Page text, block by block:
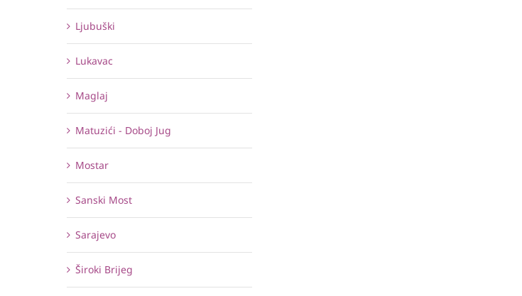
Ljubuški
Lukavac
Maglaj
Matuzići - Doboj Jug
Mostar
Sanski Most
Sarajevo
Široki Brijeg